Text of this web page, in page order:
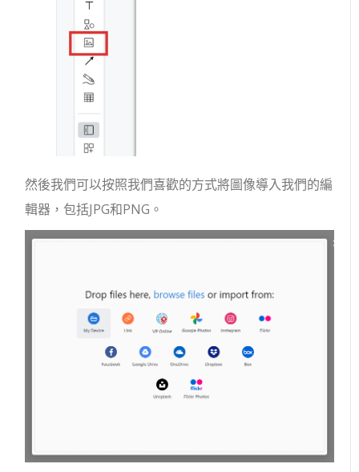
然後我們可以按照我們喜歡的方式將圖像導入我們的編
輯器，包括JPG和PNG。